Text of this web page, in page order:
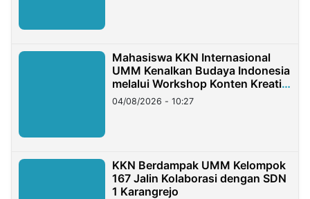
Mahasiswa KKN Internasional
UMM Kenalkan Budaya Indonesia
melalui Workshop Konten Kreatif
di Taiwan
04/08/2026 - 10:27
KKN Berdampak UMM Kelompok
167 Jalin Kolaborasi dengan SDN
1 Karangrejo